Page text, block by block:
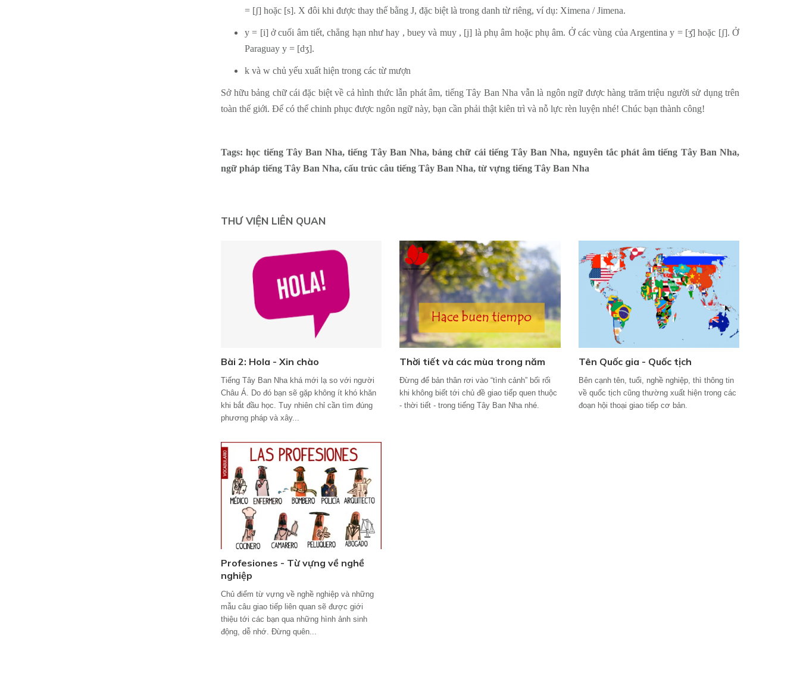
= [ʃ] hoặc [s]. X đôi khi được thay thế bằng J, đặc biệt là trong danh từ riêng, ví dụ: Ximena / Jimena.
y = [i] ở cuối âm tiết, chẳng hạn như hay , buey và muy , [j] là phụ âm hoặc phụ âm. Ở các vùng của Argentina y = [ʒ̊] hoặc [ʃ]. Ở
Paraguay y = [dʒ].
k và w chủ yếu xuất hiện trong các từ mượn
Sở hữu bảng chữ cái đặc biệt về cả hình thức lẫn phát âm, tiếng Tây Ban Nha vẫn là ngôn ngữ được hàng trăm triệu người sử dụng trên
toàn thế giới. Để có thể chinh phục được ngôn ngữ này, bạn cần phải thật kiên trì và nỗ lực rèn luyện nhé! Chúc bạn thành công!
Tags: học tiếng Tây Ban Nha, tiếng Tây Ban Nha, bảng chữ cái tiếng Tây Ban Nha, nguyên tắc phát âm tiếng Tây Ban Nha,
ngữ pháp tiếng Tây Ban Nha, cấu trúc câu tiếng Tây Ban Nha, từ vựng tiếng Tây Ban Nha
THƯ VIỆN LIÊN QUAN
Bài 2: Hola - Xin chào
Tiếng Tây Ban Nha khá mới lạ so với người
Châu Á. Do đó bạn sẽ gặp không ít khó khăn
khi bắt đầu học. Tuy nhiên chỉ cần tìm đúng
phương pháp và xây...
Thời tiết và các mùa trong năm
Đừng để bản thân rơi vào “tình cảnh” bối rối
khi không biết tới chủ đề giao tiếp quen thuộc
- thời tiết - trong tiếng Tây Ban Nha nhé.
Tên Quốc gia - Quốc tịch
Bên cạnh tên, tuổi, nghề nghiệp, thì thông tin
về quốc tịch cũng thường xuất hiện trong các
đoạn hội thoại giao tiếp cơ bản.
Profesiones - Từ vựng về nghề
nghiệp
Chủ điểm từ vựng về nghề nghiệp và những
mẫu câu giao tiếp liên quan sẽ được giới
thiệu tới các bạn qua những hình ảnh sinh
động, dễ nhớ. Đừng quên...